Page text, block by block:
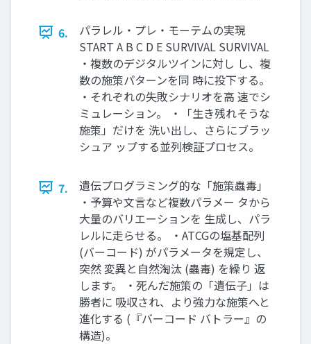
6.
パラレル・プレ・モーテムの実現
START A B C D E SURVIVAL SURVIVAL
・複数のデジタルツインに対し し、複
数の施策パターンを同 時に投下する。
・それぞれの失敗シナリオを高 速でシ
ミュレーション。 ・「生き残れそうな
施策」だけを 洗い出し、さらにブラッ
シュア ップする並列検証プロセス。
7.
遺伝プログラミング的な「施策蟲毒」
・予算や文言など複数パラメー タから
大量のバリエーションを 生成し、パラ
レルに走らせる。 ・ATCGの塩基配列
(バーコード) がパラメータを規定し、
突然 変異と自然淘汰 (蟲毒) を繰り 返
します。 ・死んだ施策の「遺伝子」は
勝者に 吸収され、より強力な施策へと
進化する (『バーコード バトラー』の
構造)。